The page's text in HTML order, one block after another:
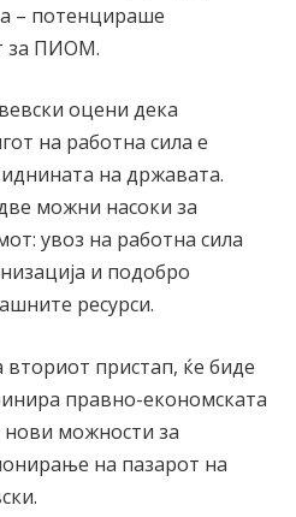
– потенцираше
за ПИОМ.
оцени дека
на работна сила е
на државата.
можни насоки за
увоз на работна сила
и подобро
ресурси.
пристап, ќе биде
правно-економската
нови можности за
на пазарот на